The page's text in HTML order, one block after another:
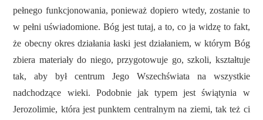
pełnego funkcjonowania, ponieważ dopiero wtedy, zostanie to
w pełni uświadomione. Bóg jest tutaj, a to, co ja widzę to fakt,
że obecny okres działania łaski jest działaniem, w którym Bóg
zbiera materiały do niego, przygotowuje go, szkoli, kształtuje
tak, aby był centrum Jego Wszechświata na wszystkie
nadchodzące wieki. Podobnie jak typem jest świątynia w
Jerozolimie, która jest punktem centralnym na ziemi, tak też ci